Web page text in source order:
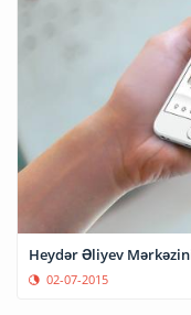
Heydər Əliyev
02-07-2015